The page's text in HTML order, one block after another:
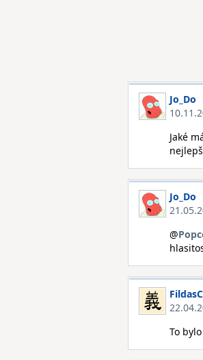
Jo_Do
Jaké
Jo_Do
@
To